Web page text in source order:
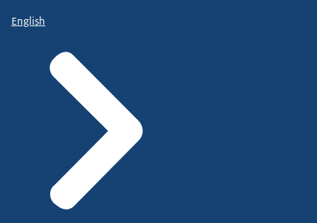
English